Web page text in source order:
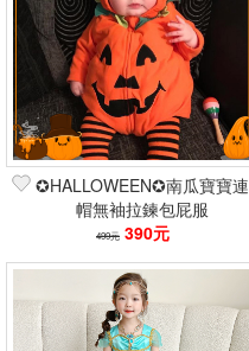
✪HALLOWEEN✪南瓜寶寶連
帽無袖拉鍊包屁服
499元 390元